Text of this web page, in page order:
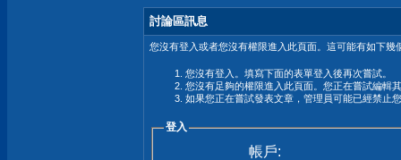
討論區訊息
您沒有登入或者您沒有權限進入此頁面。這可能有如下幾
您沒有登入。填寫下面的表單登入後再次嘗試。
您沒有足夠的權限進入此頁面。您正在嘗試編輯
如果您正在嘗試發表文章，管理員可能已經禁止
登入
帳戶: